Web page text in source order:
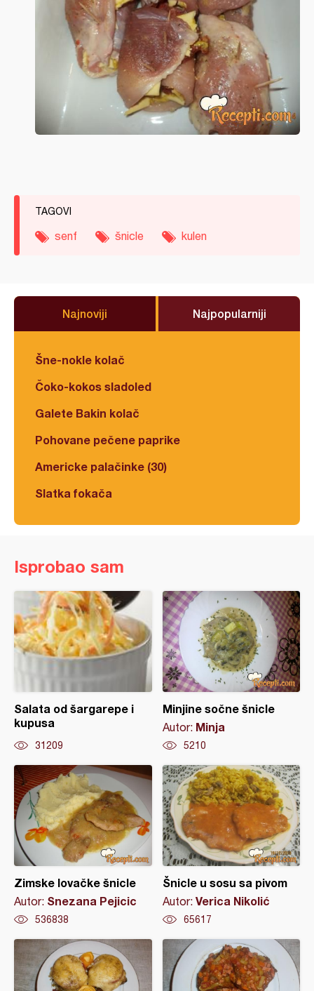
TAGOVI
senf šnicle kulen
Najnoviji Najpopularniji
Šne-nokle kolač
Čoko-kokos sladoled
Galete Bakin kolač
Pohovane pečene paprike
Americke palačinke (30)
Slatka fokača
Isprobao sam
Salata od šargarepe i
kupusa
31209
Minjine sočne šnicle
Autor: Minja
5210
Zimske lovačke šnicle
Autor: Snezana Pejicic
536838
Šnicle u sosu sa pivom
Autor: Verica Nikolić
65617